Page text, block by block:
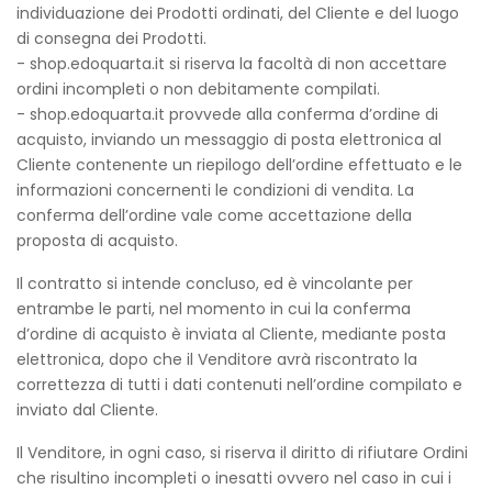
individuazione dei Prodotti ordinati, del Cliente e del luogo
di consegna dei Prodotti.
- shop.edoquarta.it si riserva la facoltà di non accettare
ordini incompleti o non debitamente compilati.
- shop.edoquarta.it provvede alla conferma d’ordine di
acquisto, inviando un messaggio di posta elettronica al
Cliente contenente un riepilogo dell’ordine effettuato e le
informazioni concernenti le condizioni di vendita. La
conferma dell’ordine vale come accettazione della
proposta di acquisto.
Il contratto si intende concluso, ed è vincolante per
entrambe le parti, nel momento in cui la conferma
d’ordine di acquisto è inviata al Cliente, mediante posta
elettronica, dopo che il Venditore avrà riscontrato la
correttezza di tutti i dati contenuti nell’ordine compilato e
inviato dal Cliente.
Il Venditore, in ogni caso, si riserva il diritto di rifiutare Ordini
che risultino incompleti o inesatti ovvero nel caso in cui i